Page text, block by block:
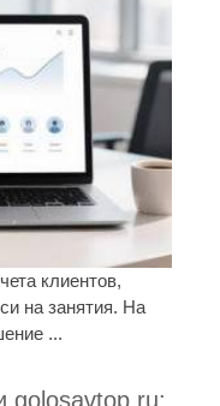
клиентов,
на занятия. На
...
golosavtop.ru: